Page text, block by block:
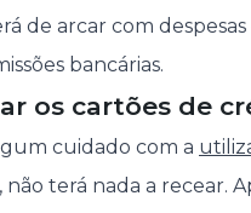
de arcar com
bancárias.
os cartões de
cuidado com a
terá nada a recear.